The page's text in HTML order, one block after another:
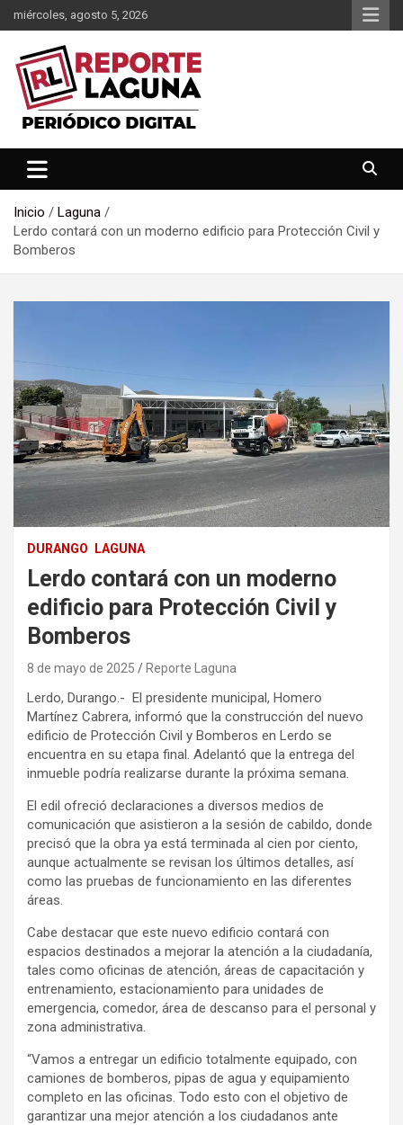
Saltar
al
contenido
miércoles, agosto 5, 2026
Reporte Laguna
Inicio
Laguna
Lerdo contará con un moderno edificio para Protección Civil y
Bomberos
DURANGO LAGUNA
Lerdo contará con un moderno
edificio para Protección Civil y
Bomberos
8 de mayo de 2025 Reporte Laguna
Lerdo, Durango.- El presidente municipal, Homero
Martínez Cabrera, informó que la construcción del nuevo
edificio de Protección Civil y Bomberos en Lerdo se
encuentra en su etapa final. Adelantó que la entrega del
inmueble podría realizarse durante la próxima semana.
El edil ofreció declaraciones a diversos medios de
comunicación que asistieron a la sesión de cabildo, donde
precisó que la obra ya está terminada al cien por ciento,
aunque actualmente se revisan los últimos detalles, así
como las pruebas de funcionamiento en las diferentes
áreas.
Cabe destacar que este nuevo edificio contará con
espacios destinados a mejorar la atención a la ciudadanía,
tales como oficinas de atención, áreas de capacitación y
entrenamiento, estacionamiento para unidades de
emergencia, comedor, área de descanso para el personal y
zona administrativa.
“Vamos a entregar un edificio totalmente equipado, con
camiones de bomberos, pipas de agua y equipamiento
completo en las oficinas. Todo esto con el objetivo de
garantizar una mejor atención a los ciudadanos ante